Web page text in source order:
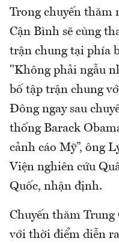
Trong chuyến thăm
Cận Bình sẽ cùng
trận chung tại phía
"Không phải ngẫu
bố tập trận chung
Đông ngay sau
thống Barack
cảnh cáo Mỹ”, ông
Viện nghiên cứu
Quốc, nhận định.
Chuyến thăm
với thời điểm diễn